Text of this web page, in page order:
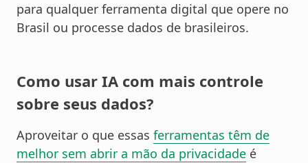
para qualquer ferramenta digital que opere no
Brasil ou processe dados de brasileiros.
Como usar IA com mais controle
sobre seus dados?
Aproveitar o que essas ferramentas têm de
melhor sem abrir a mão da privacidade é